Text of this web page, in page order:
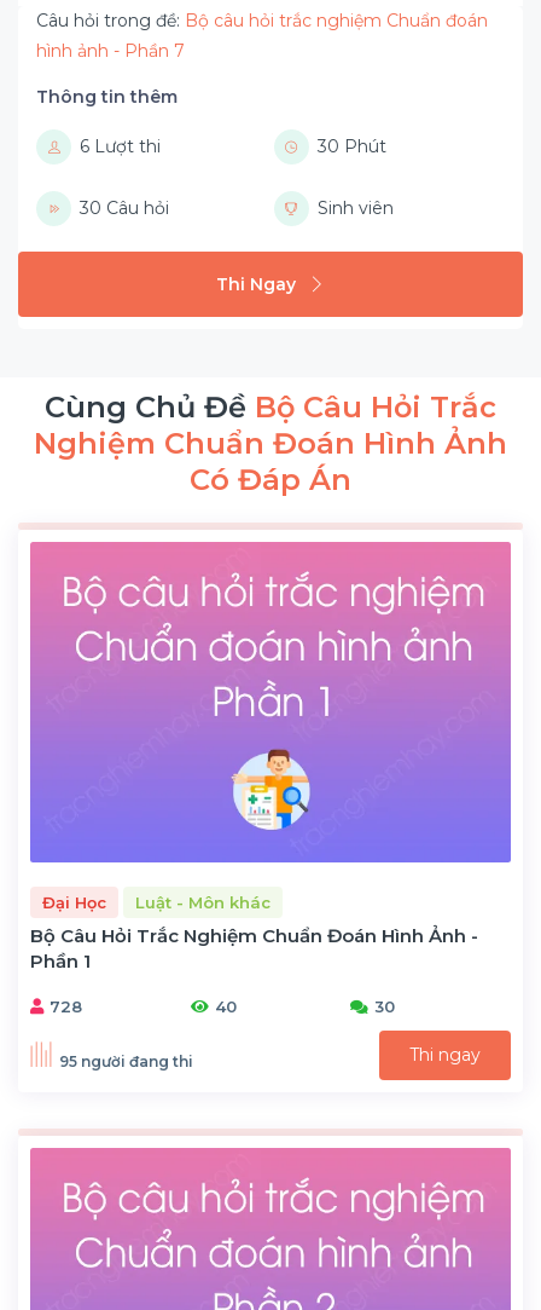
Câu hỏi trong đề: Bộ câu hỏi trắc nghiệm Chuẩn đoán
hình ảnh - Phần 7
Thông tin thêm
6 Lượt thi 30 Phút
30 Câu hỏi Sinh viên
Thi Ngay
Cùng Chủ Đề Bộ Câu Hỏi Trắc
Nghiệm Chuẩn Đoán Hình Ảnh
Có Đáp Án
Đại Học Luật - Môn khác
Bộ Câu Hỏi Trắc Nghiệm Chuẩn Đoán Hình Ảnh -
Phần 1
728 40 30
95 người đang thi Thi ngay